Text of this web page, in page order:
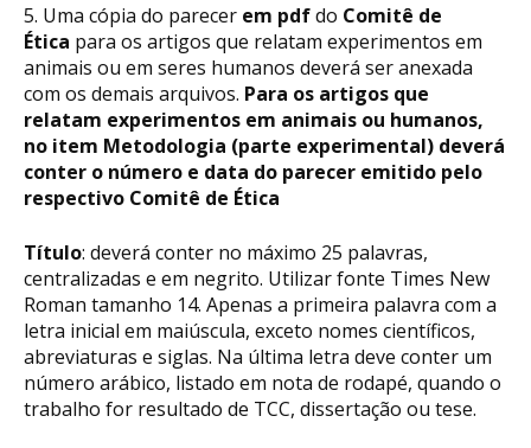
5. Uma cópia do parecer em pdfdo Comitê de
Ética para os artigos que relatam experimentos em
animais ou em seres humanos deverá ser anexada
com os demais arquivos. Para os artigos que
relatam experimentos em animais ou humanos,
no item Metodologia (parte experimental) deverá
conter o número e data do parecer emitido pelo
respectivo Comitê de Ética
Título: deverá conter no máximo 25 palavras,
centralizadas e em negrito. Utilizar fonte Times New
Roman tamanho 14. Apenas a primeira palavra com a
letra inicial em maiúscula, exceto nomes científicos,
abreviaturas e siglas. Na última letra deve conter um
número arábico, listado em nota de rodapé, quando o
trabalho for resultado de TCC, dissertação ou tese.